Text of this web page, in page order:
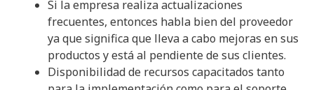
Si la empresa realiza actualizaciones
frecuentes, entonces habla bien del proveedor
ya que significa que lleva a cabo mejoras en sus
productos y está al pendiente de sus clientes.
Disponibilidad de recursos capacitados tanto